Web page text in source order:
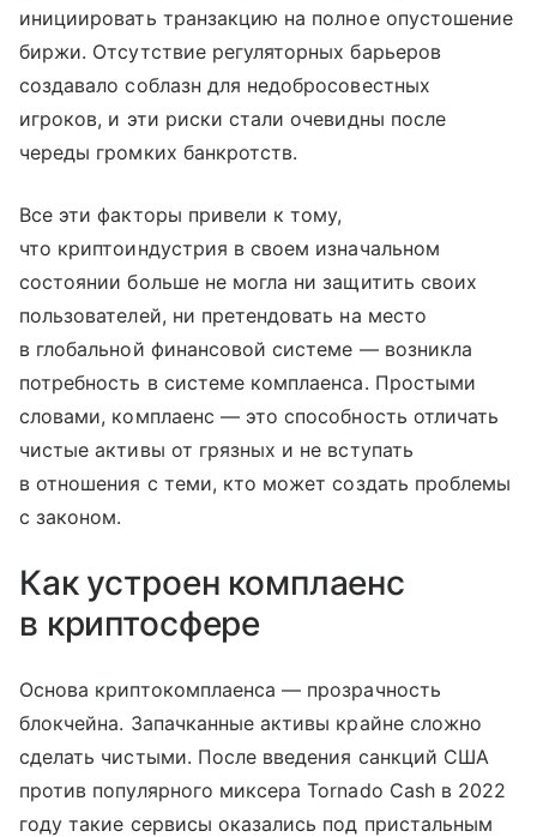
инициировать транзакцию на полное опустошение
биржи. Отсутствие регуляторных барьеров
создавало соблазн для недобросовестных
игроков, и эти риски стали очевидны после
череды громких банкротств.
Все эти факторы привели к тому,
что криптоиндустрия в своем изначальном
состоянии больше не могла ни защитить своих
пользователей, ни претендовать на место
в глобальной финансовой системе — возникла
потребность в системе комплаенса. Простыми
словами, комплаенс — это способность отличать
чистые активы от грязных и не вступать
в отношения с теми, кто может создать проблемы
с законом.
Как устроен комплаенс
в криптосфере
Основа криптокомплаенса — прозрачность
блокчейна. Запачканные активы крайне сложно
сделать чистыми. После введения санкций США
против популярного миксера Tornado Cash в 2022
году такие сервисы оказались под пристальным